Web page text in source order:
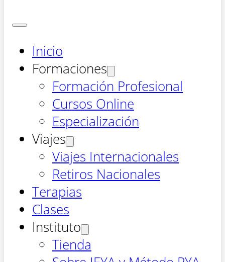
Inicio
Formaciones
Formación Profesional
Cursos Online
Especialización
Viajes
Viajes Internacionales
Retiros Nacionales
Terapias
Clases
Instituto
Tienda